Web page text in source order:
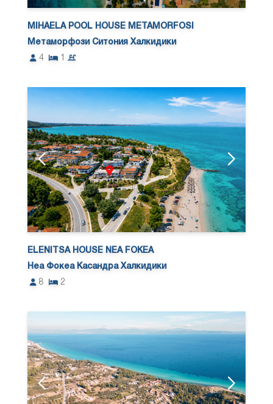
MIHAELA POOL HOUSE METAMORFOSI
Метаморфози Ситония Халкидики
4
1
ELENITSA HOUSE NEA FOKEA
Неа Фокеа Касандра Халкидики
8
2